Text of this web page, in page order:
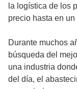
la logística de los
precio hasta en un
Durante muchos
búsqueda del
una industria
del día, el